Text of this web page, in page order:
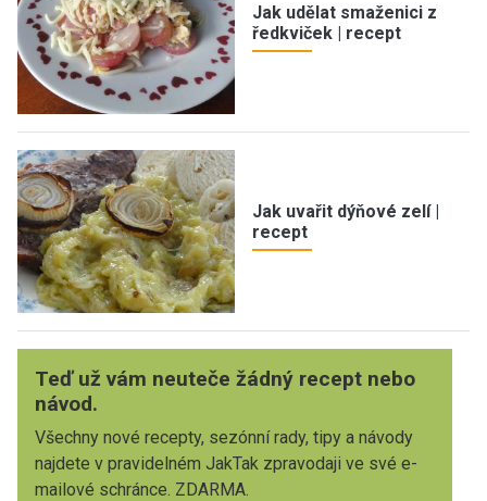
Jak udělat smaženici z
ředkviček | recept
Jak uvařit dýňové zelí |
recept
Teď už vám neuteče žádný recept nebo
návod.
Všechny nové recepty, sezónní rady, tipy a návody
najdete v pravidelném JakTak zpravodaji ve své e-
mailové schránce. ZDARMA.